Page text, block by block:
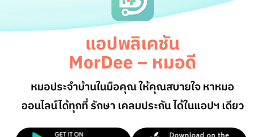
แอปพลิเคชัน
MorDee – หมอดี
หมอประจำบ้านในมือคุณ ให้คุณสบายใจ หาหมอ
ออนไลน์ได้ทุกที่ รักษา เคลมประกัน ได้ในแอปฯ เดียว